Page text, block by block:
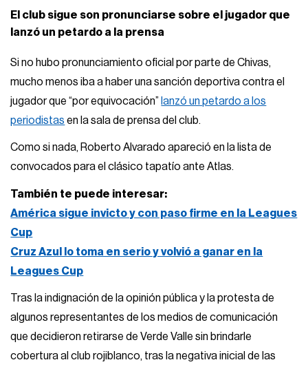
El club sigue son pronunciarse sobre el jugador que
lanzó un petardo a la prensa
Si no hubo pronunciamiento oficial por parte de Chivas,
mucho menos iba a haber una sanción deportiva contra el
jugador que “por equivocación” lanzó un petardo a los
periodistas en la sala de prensa del club.
Como si nada, Roberto Alvarado apareció en la lista de
convocados para el clásico tapatío ante Atlas.
También te puede interesar:
América sigue invicto y con paso firme en la Leagues
Cup
Cruz Azul lo toma en serio y volvió a ganar en la
Leagues Cup
Tras la indignación de la opinión pública y la protesta de
algunos representantes de los medios de comunicación
que decidieron retirarse de Verde Valle sin brindarle
cobertura al club rojiblanco, tras la negativa inicial de las